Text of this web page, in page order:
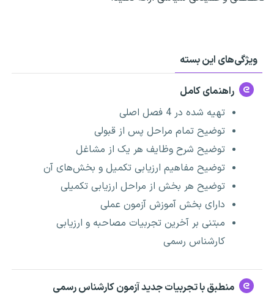
ویژگی‌های این بسته
راهنمای کامل
تهیه شده در 4 فصل اصلی
توضیح تمام مراحل پس از قبولی
توضیح شرح وظایف هر یک از مشاغل
توضیح مفاهیم ارزیابی تکمیل و بخش‌های آن
توضیح هر بخش از مراحل ارزیابی تکمیلی
دارای بخش آموزش آزمون عملی
مبتنی بر آخرین تجربیات مصاحبه و ارزیابی
کارشناس رسمی
منطبق با تجربیات جدید آزمون کارشناس رسمی